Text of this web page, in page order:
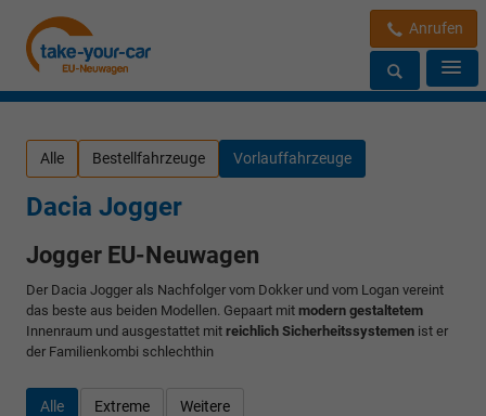
Anrufen
Alle Bestellfahrzeuge Vorlauffahrzeuge
Dacia Jogger
Jogger EU-Neuwagen
Der Dacia Jogger als Nachfolger vom Dokker und vom Logan vereint
das beste aus beiden Modellen. Gepaart mit modern gestaltetem
Innenraum und ausgestattet mit reichlich Sicherheitssystemen ist er
der Familienkombi schlechthin
Alle Extreme Weitere